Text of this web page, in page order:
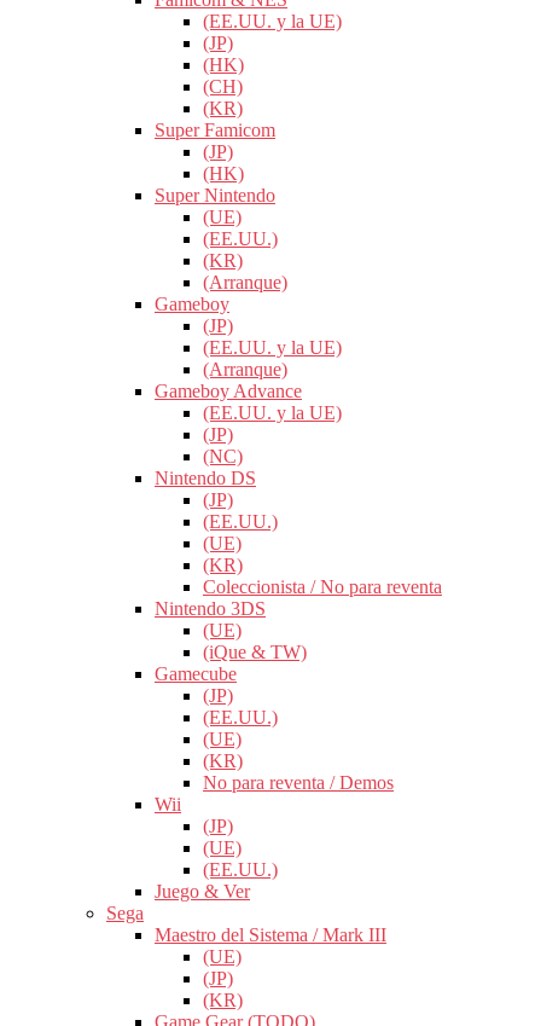
(EE.UU. y la UE)
(JP)
(HK)
(CH)
(KR)
Super Famicom
(JP)
(HK)
Super Nintendo
(UE)
(EE.UU.)
(KR)
(Arranque)
Gameboy
(JP)
(EE.UU. y la UE)
(Arranque)
Gameboy Advance
(EE.UU. y la UE)
(JP)
(NC)
Nintendo DS
(JP)
(EE.UU.)
(UE)
(KR)
Coleccionista / No para reventa
Nintendo 3DS
(UE)
(iQue & TW)
Gamecube
(JP)
(EE.UU.)
(UE)
(KR)
No para reventa / Demos
Wii
(JP)
(UE)
(EE.UU.)
Juego & Ver
Sega
Maestro del Sistema / Mark III
(UE)
(JP)
(KR)